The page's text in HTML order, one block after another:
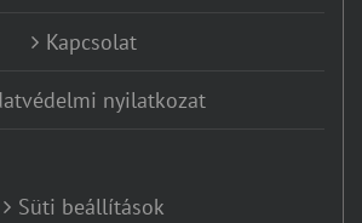
Kapcsolat
nyilatkozat
Süti beállítások